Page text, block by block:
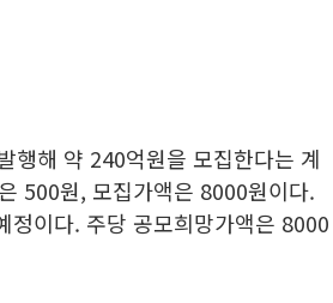
행해 약 240억원을 모집한다는 계
500원, 모집가액은 8000원이다.
정이다. 주당 공모희망가액은 8000